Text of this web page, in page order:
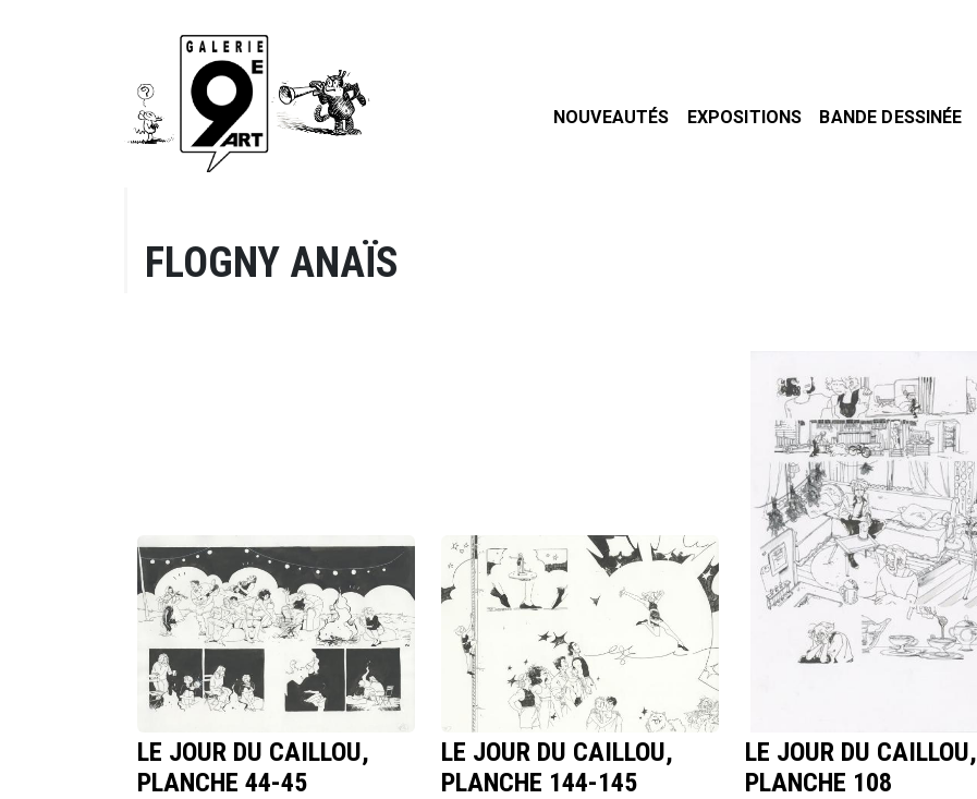
NOUVEAUTÉS EXPOSITIONS BANDE DESSINÉE
FLOGNY ANAÏS
LE JOUR DU CAILLOU,
PLANCHE 44-45
LE JOUR DU CAILLOU,
PLANCHE 144-145
LE JOUR DU CAILLOU,
PLANCHE 108